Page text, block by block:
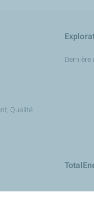
Qualité
Dernière